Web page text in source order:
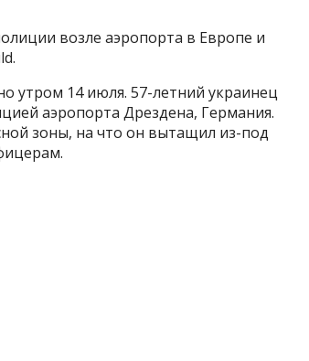
возле аэропорта в Европе и
утром 14 июля. 57-летний украинец
аэропорта Дрездена, Германия.
зоны, на что он вытащил из-под